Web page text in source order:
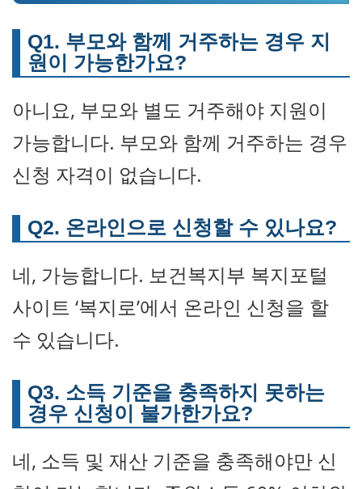
Q1. 부모와 함께 거주하는 경우 지
원이 가능한가요?
아니요, 부모와 별도 거주해야 지원이
가능합니다. 부모와 함께 거주하는 경우
신청 자격이 없습니다.
Q2. 온라인으로 신청할 수 있나요?
네, 가능합니다. 보건복지부 복지포털
사이트 ‘복지로’에서 온라인 신청을 할
수 있습니다.
Q3. 소득 기준을 충족하지 못하는
경우 신청이 불가한가요?
네, 소득 및 재산 기준을 충족해야만 신